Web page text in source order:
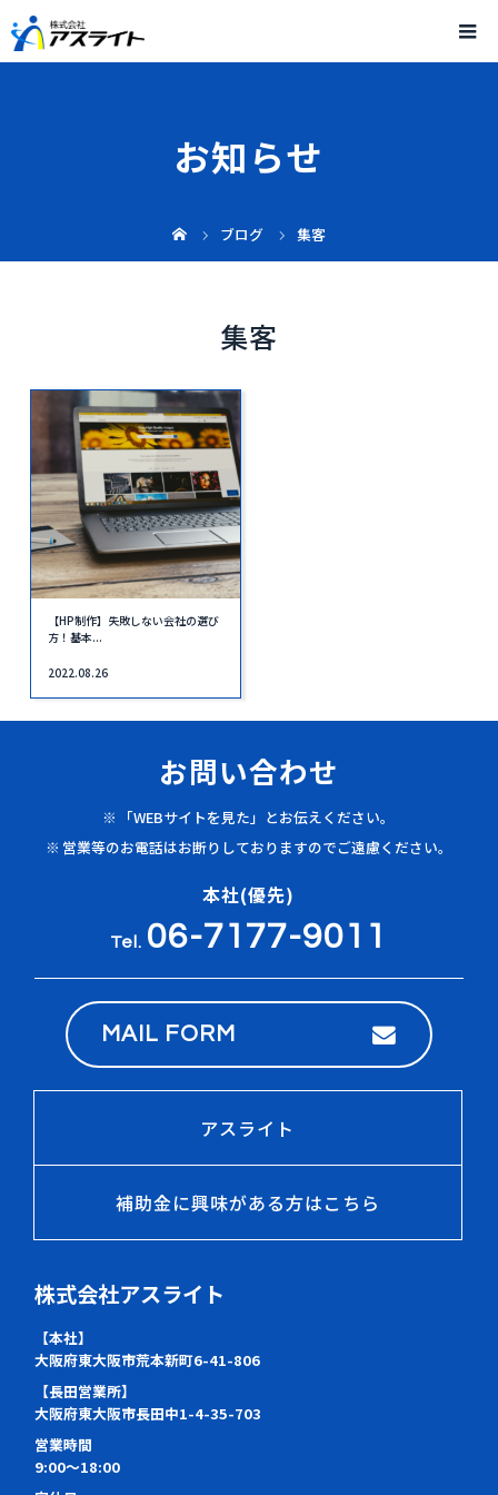
お知らせ
ブログ 集客
集客
【HP制作】失敗しない会社の選び
方！基本...
2022.08.26
お問い合わせ
「WEBサイトを見た」とお伝えください。
営業等のお電話はお断りしておりますのでご遠慮ください。
本社(優先)
Tel. 06-7177-9011
MAIL FORM
アスライト
補助金に興味がある方はこちら
株式会社アスライト
【本社】
大阪府東大阪市荒本新町6-41-806
【長田営業所】
大阪府東大阪市長田中1-4-35-703
営業時間
9:00～18:00